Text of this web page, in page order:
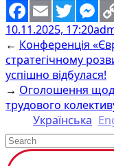
Facebook
EmailTwitter
10.11.2025, 17:20
← Конференція
стратегічному
успішно відбулася!
→ Оголошення
трудового
Українська